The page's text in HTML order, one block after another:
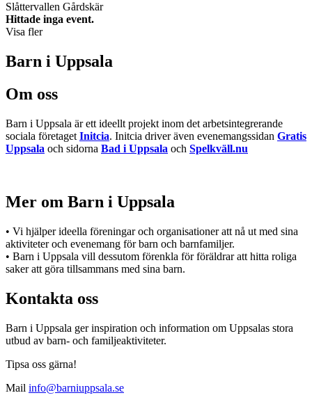
Slåttervallen Gårdskär
Hittade inga event.
Visa fler
Barn i Uppsala
Om oss
Barn i Uppsala är ett ideellt projekt inom det arbetsintegrerande
sociala företaget Initcia. Initcia driver även evenemangssidan Gratis
Uppsala och sidorna Bad i Uppsala och Spelkväll.nu
Mer om Barn i Uppsala
• Vi hjälper ideella föreningar och organisationer att nå ut med sina
aktiviteter och evenemang för barn och barnfamiljer.
• Barn i Uppsala vill dessutom förenkla för föräldrar att hitta roliga
saker att göra tillsammans med sina barn.
Kontakta oss
Barn i Uppsala ger inspiration och information om Uppsalas stora
utbud av barn- och familjeaktiviteter.
Tipsa oss gärna!
Mail info@barniuppsala.se